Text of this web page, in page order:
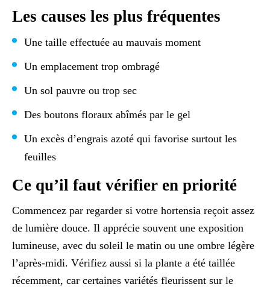
Les causes les plus fréquentes
Une taille effectuée au mauvais moment
Un emplacement trop ombragé
Un sol pauvre ou trop sec
Des boutons floraux abîmés par le gel
Un excès d’engrais azoté qui favorise surtout les
feuilles
Ce qu’il faut vérifier en priorité
Commencez par regarder si votre hortensia reçoit assez
de lumière douce. Il apprécie souvent une exposition
lumineuse, avec du soleil le matin ou une ombre légère
l’après-midi. Vérifiez aussi si la plante a été taillée
récemment, car certaines variétés fleurissent sur le